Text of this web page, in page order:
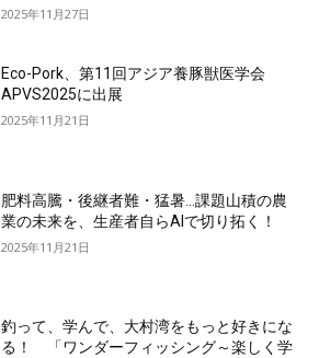
2025年11月27日
Eco-Pork、第11回アジア養豚獣医学会
APVS2025に出展
2025年11月21日
肥料高騰・後継者難・猛暑…課題山積の農
業の未来を、生産者自らAIで切り拓く！
2025年11月21日
釣って、学んで、大村湾をもっと好きにな
る！ 「ワンダーフィッシング～楽しく学